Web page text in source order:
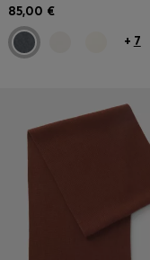
85,00 €
+ 7